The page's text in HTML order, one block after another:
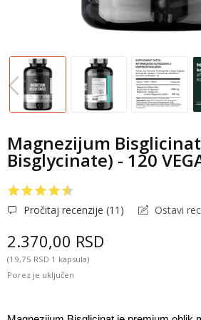
Magnezijum
Bisglycinate) - 120
Pročitaj recenzije (11 ) Ostavi
2.370,00 RSD
(19,75 RSD 1 kapsula)
Porez je uključen